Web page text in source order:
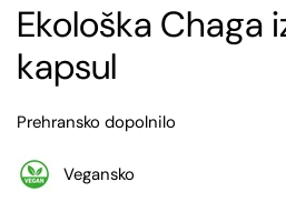
Ekološka Chaga
kapsul
Prehransko dopolnilo
Vegansko